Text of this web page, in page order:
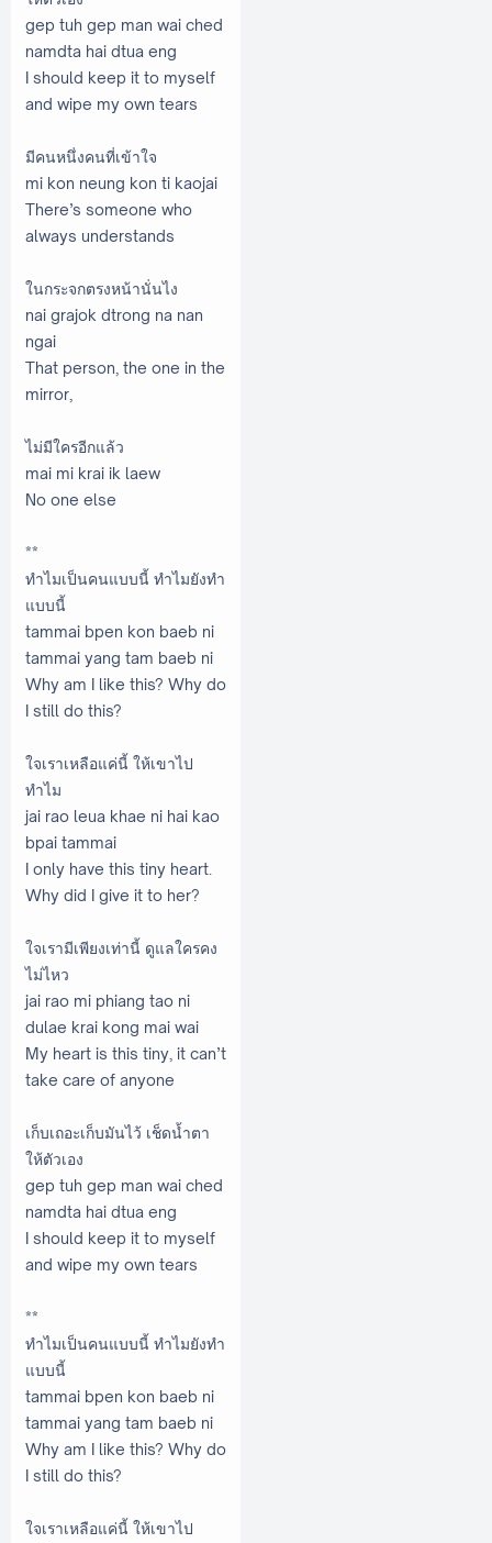
gep tuh gep man wai ched
namdta hai dtua eng
I should keep it to myself
and wipe my own tears
มีคนหนึ่งคนที่เข้าใจ
mi kon neung kon ti kaojai
There’s someone who
always understands
ในกระจกตรงหน้านั่นไง
nai grajok dtrong na nan
ngai
That person, the one in the
mirror,
ไม่มีใครอีกแล้ว
mai mi krai ik laew
No one else
**
ทำไมเป็นคนแบบนี้ ทำไมยังทำ
แบบนี้
tammai bpen kon baeb ni
tammai yang tam baeb ni
Why am I like this? Why do
I still do this?
ใจเราเหลือแค่นี้ ให้เขาไป
ทำไม
jai rao leua khae ni hai kao
bpai tammai
I only have this tiny heart.
Why did I give it to her?
ใจเรามีเพียงเท่านี้ ดูแลใครคง
ไม่ไหว
jai rao mi phiang tao ni
dulae krai kong mai wai
My heart is this tiny, it can’t
take care of anyone
เก็บเถอะเก็บมันไว้ เช็ดน้ำตา
ให้ตัวเอง
gep tuh gep man wai ched
namdta hai dtua eng
I should keep it to myself
and wipe my own tears
**
ทำไมเป็นคนแบบนี้ ทำไมยังทำ
แบบนี้
tammai bpen kon baeb ni
tammai yang tam baeb ni
Why am I like this? Why do
I still do this?
ใจเราเหลือแค่นี้ ให้เขาไป